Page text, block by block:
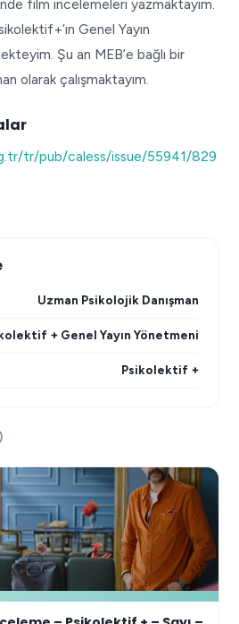
film incelemeleri yazmaktayım.
Genel Yayın
Şu an MEB’e bağlı bir
olarak çalışmaktayım.
tr/pub/caless/issue/55941/829
Uzman Psikolojik Danışman
+ Genel Yayın Yönetmeni
Psikolektif +